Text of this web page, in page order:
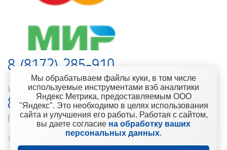
8 (8172) 285-910
web-support@kontinent.ru
8 900 501-25-53
Горячая линия интернет-магазина
© 2010-2021 Компания «Континент» Сеть магазинов строительно-
Мы обрабатываем файлы куки, в том числе
используемые инструментами вэб аналитики
Яндекс Метрика, предоставляемым ООО
"Яндекс". Это необходимо в целях использования
сайта и улучшения его работы. Работая с сайтом,
вы даете согласие на обработку ваших
персональных данных.